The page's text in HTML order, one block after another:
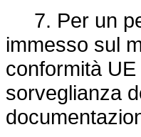
7. Per un
immesso sul
conformità
sorveglianza